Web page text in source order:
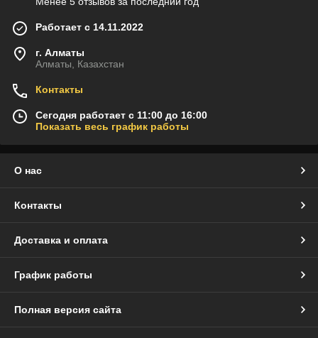
Работает с 14.11.2022
г. Алматы
Алматы, Казахстан
Контакты
Сегодня работает с 11:00 до 16:00
Показать весь график работы
О нас
Контакты
Доставка и оплата
График работы
Полная версия сайта